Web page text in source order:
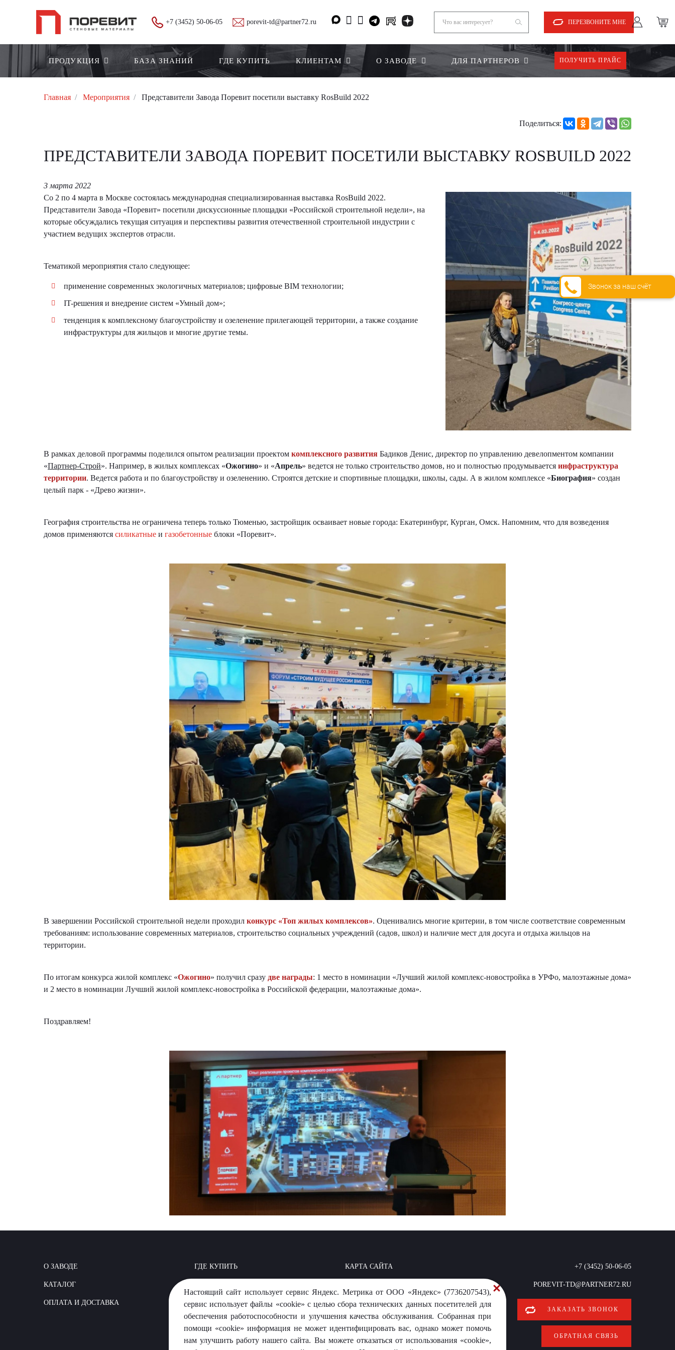
+7 (3452) 50-06-05 porevit-td@partner72.ru ПЕРЕЗВОНИТЕ МНЕ
ПРОДУКЦИЯ БАЗА ЗНАНИЙ ГДЕ КУПИТЬ КЛИЕНТАМ О ЗАВОДЕ ДЛЯ ПАРТНЕРОВ ПОЛУЧИТЬ ПРАЙС
Главная Мероприятия Представители Завода Поревит посетили выставку RosBuild 2022
Поделиться:
ПРЕДСТАВИТЕЛИ ЗАВОДА ПОРЕВИТ ПОСЕТИЛИ ВЫСТАВКУ ROSBUILD 2022
3 марта 2022
Со 2 по 4 марта в Москве состоялась международная специализированная выставка RosBuild 2022.
Представители Завода «Поревит» посетили дискуссионные площадки «Российской строительной недели», на
которые обсуждались текущая ситуация и перспективы развития отечественной строительной индустрии с
участием ведущих экспертов отрасли.
Тематикой мероприятия стало следующее:
применение современных экологичных материалов; цифровые BIM технологии;
IT-решения и внедрение систем «Умный дом»;
тенденция к комплексному благоустройству и озеленение прилегающей территории, а также создание
инфраструктуры для жильцов и многие другие темы.
В рамках деловой программы поделился опытом реализации проектом комплексного развития Бадиков Денис, директор по управлению девелопментом компании
«Партнер-Строй». Например, в жилых комплексах «Ожогино» и «Апрель» ведется не только строительство домов, но и полностью продумывается инфраструктура
территории. Ведется работа и по благоустройству и озеленению. Строятся детские и спортивные площадки, школы, сады. А в жилом комплексе «Биография» создан
целый парк - «Древо жизни».
География строительства не ограничена теперь только Тюменью, застройщик осваивает новые города: Екатеринбург, Курган, Омск. Напомним, что для возведения
домов применяются силикатные и газобетонные блоки «Поревит».
В завершении Российской строительной недели проходил конкурс «Топ жилых комплексов». Оценивались многие критерии, в том числе соответствие современным
требованиям: использование современных материалов, строительство социальных учреждений (садов, школ) и наличие мест для досуга и отдыха жильцов на
территории.
По итогам конкурса жилой комплекс «Ожогино» получил сразу две награды: 1 место в номинации «Лучший жилой комплекс-новостройка в УРФо, малоэтажные дома»
и 2 место в номинации Лучший жилой комплекс-новостройка в Российской федерации, малоэтажные дома».
Поздравляем!
О ЗАВОДЕ
КАТАЛОГ
ОПЛАТА И ДОСТАВКА
ГДЕ КУПИТЬ
ВОПРОС-ОТВЕТ
КАРТА САЙТА +7 (3452) 50-06-05
POREVIT-TD@PARTNER72.RU
ЗАКАЗАТЬ ЗВОНОК
ОБРАТНАЯ СВЯЗЬ
Настоящий сайт использует сервис Яндекс. Метрика от ООО «Яндекс» (7736207543),
сервис использует файлы «cookie» с целью сбора технических данных посетителей для
обеспечения работоспособности и улучшения качества обслуживания. Собранная при
помощи «cookie» информация не может идентифицировать вас, однако может помочь
нам улучшить работу нашего сайта. Вы можете отказаться от использования «cookie»,
Звонок за наш счёт